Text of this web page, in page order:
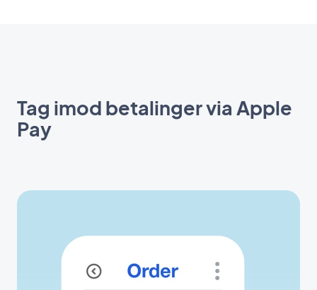
Tag imod betalinger via Apple
Pay